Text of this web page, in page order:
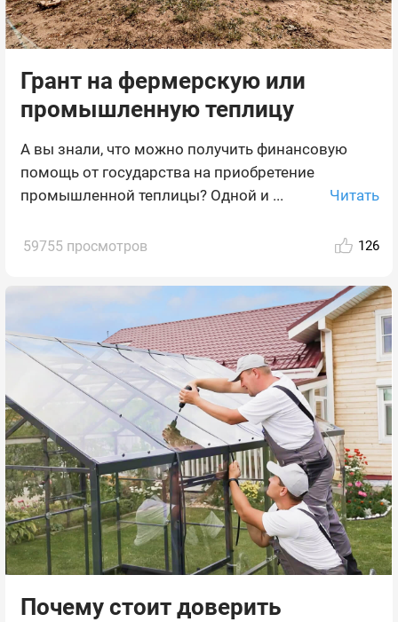
Грант на фермерскую или
промышленную теплицу
А вы знали, что можно получить финансовую
помощь от государства на приобретение
промышленной теплицы? Одной и ...
Читать
59755 просмотров 126
Почему стоит доверить